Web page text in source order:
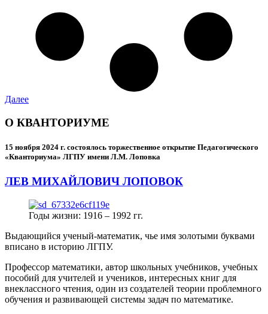
Далее
О КВАНТОРИУМЕ
15 ноября 2024 г. состоялось торжественное открытие Педагогического
«Кванториума» ЛГПУ имени Л.М. Лоповка
ЛЕВ МИХАЙЛОВИЧ ЛОПОВОК
Годы жизни: 1916 – 1992 гг.
Выдающийся ученый-математик, чье имя золотыми буквами
вписано в историю ЛГПУ.
Профессор математики, автор школьных учебников, учебных
пособий для учителей и учеников, интересных книг для
внеклассного чтения, один из создателей теории проблемного
обучения и развивающей системы задач по математике.